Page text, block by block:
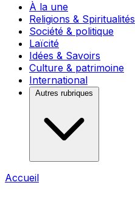
À la une
Religions & Spiritualités
Société & politique
Laïcité
Idées & Savoirs
Culture & patrimoine
International
Autres rubriques
Accueil